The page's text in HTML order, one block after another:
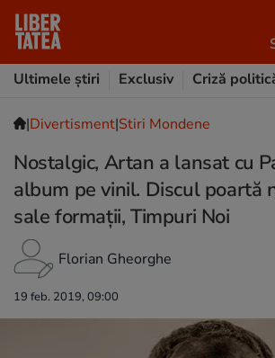
Ultimele știri
Exclusiv Criză
|Divertisment|Stiri Mondene
Nostalgic, Artan a lansat cu
album pe vinil. Discul poartă
sale formații, Timpuri Noi
Florian Gheorghe
19 feb. 2019, 09:00